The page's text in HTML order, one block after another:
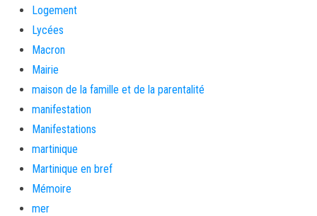
Logement
Lycées
Macron
Mairie
maison de la famille et de la parentalité
manifestation
Manifestations
martinique
Martinique en bref
Mémoire
mer